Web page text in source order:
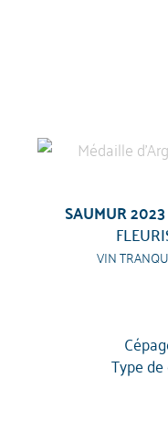
SAUMUR 2023
VIN
Type